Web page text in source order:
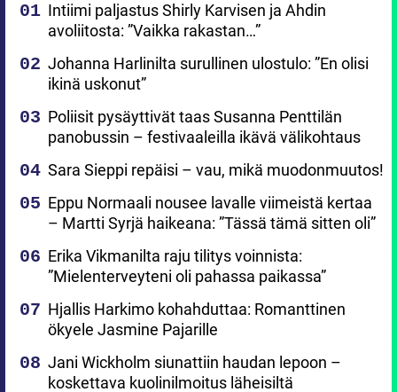
Intiimi paljastus Shirly Karvisen ja Ahdin
avoliitosta: ”Vaikka rakastan…”
Johanna Harlinilta surullinen ulostulo: ”En olisi
ikinä uskonut”
Poliisit pysäyttivät taas Susanna Penttilän
panobussin – festivaaleilla ikävä välikohtaus
Sara Sieppi repäisi – vau, mikä muodonmuutos!
Eppu Normaali nousee lavalle viimeistä kertaa
– Martti Syrjä haikeana: ”Tässä tämä sitten oli”
Erika Vikmanilta raju tilitys voinnista:
”Mielenterveyteni oli pahassa paikassa”
Hjallis Harkimo kohahduttaa: Romanttinen
ökyele Jasmine Pajarille
Jani Wickholm siunattiin haudan lepoon –
koskettava kuolinilmoitus läheisiltä